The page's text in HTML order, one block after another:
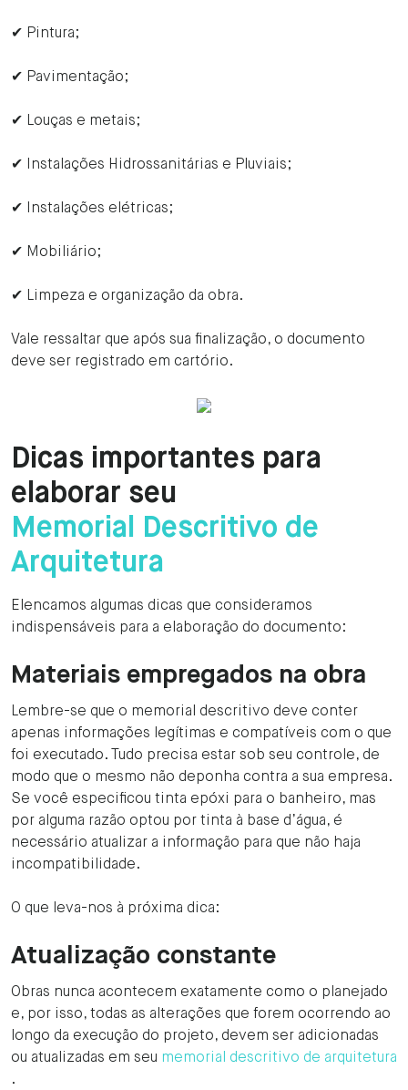
✔ Pintura;
✔ Pavimentação;
✔ Louças e metais;
✔ Instalações Hidrossanitárias e Pluviais;
✔ Instalações elétricas;
✔ Mobiliário;
✔ Limpeza e organização da obra.
Vale ressaltar que após sua finalização, o documento
deve ser registrado em cartório.
Dicas importantes para
elaborar seu
Memorial Descritivo de
Arquitetura
Elencamos algumas dicas que consideramos
indispensáveis para a elaboração do documento:
Materiais empregados na obra
Lembre-se que o memorial descritivo deve conter
apenas informações legítimas e compatíveis com o que
foi executado. Tudo precisa estar sob seu controle, de
modo que o mesmo não deponha contra a sua empresa.
Se você especificou tinta epóxi para o banheiro, mas
por alguma razão optou por tinta à base d’água, é
necessário atualizar a informação para que não haja
incompatibilidade.‍
O que leva-nos à próxima dica:
Atualização constante
Obras nunca acontecem exatamente como o planejado
e, por isso, todas as alterações que forem ocorrendo ao
longo da execução do projeto, devem ser adicionadas
ou atualizadas em seu memorial descritivo de arquitetura
.